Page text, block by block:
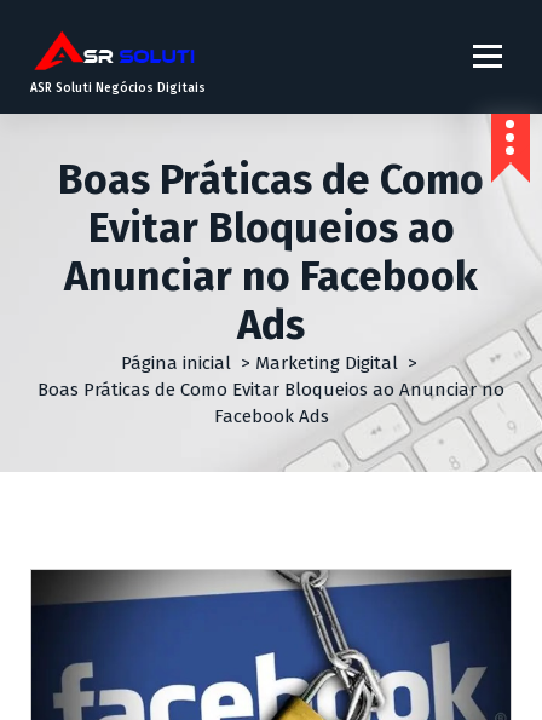
ASR Soluti Negócios Digitais
Boas Práticas de Como
Evitar Bloqueios ao
Anunciar no Facebook
Ads
Página inicial> Marketing Digital>
Boas Práticas de Como Evitar Bloqueios ao Anunciar no
Facebook Ads